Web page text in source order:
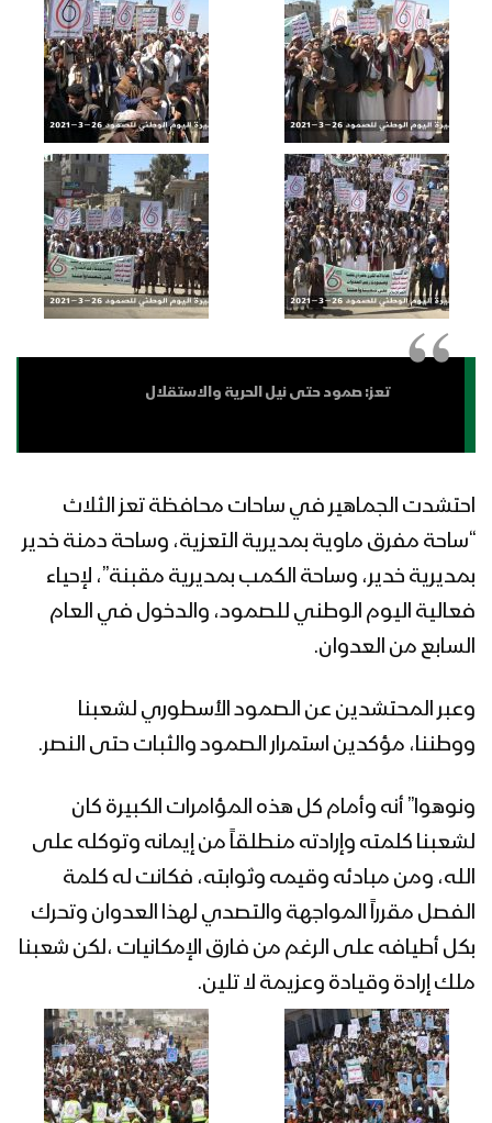
زامل آيات النصر | عيسى الليث – 1441هـ
كلمة قائد الثورة السيد عبدالملك بدرالدين
الحوثي في الذكرى الخامسة لليوم
الوطني للصمود في وجه العدوان 1441هـ
مؤتمر صحفي لمتحدث القوات المسلحة
عن إحصائيات خمس سنوات من الصمود
1441هـ
1441هـ
مونتاج زامل دنى النصر | عيسى الليث –
1441هـ
فلاشة نصر محتوم | فرقة أنصار الله –
1441هـ
نشيد نصر من الله – فرقة أنصار الله – 1441هـ
البيضاء – مقابلات مع ابطال الجيش واللجان
بمناسبة قدوم العام الخامس من الصمود
في وجه العدوان
احتشدت الجماهير في ساحات محافظة تعز الثلاث
“ساحة مفرق ماوية بمديرية التعزية، وساحة دمنة خدير
بمديرية خدير، وساحة الكمب بمديرية مقبنة”، لإحياء
فعالية اليوم الوطني للصمود، والدخول في العام
وعبر المحتشدين عن الصمود الأسطوري لشعبنا
ونوهوا” أنه وأمام كل هذه المؤامرات الكبيرة كان
لشعبنا كلمته وإرادته منطلقاً من إيمانه وتوكله على
الله، ومن مبادئه وقيمه وثوابته، فكانت له كلمة
الفصل مقرراً المواجهة والتصدي لهذا العدوان وتحرك
بكل أطيافه على الرغم من فارق الإمكانيات ،لكن شعبنا
ملك إرادة وقيادة وعزيمة لا تلين.